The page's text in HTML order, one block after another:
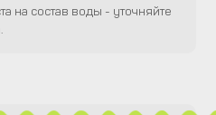
на состав воды - уточняйте